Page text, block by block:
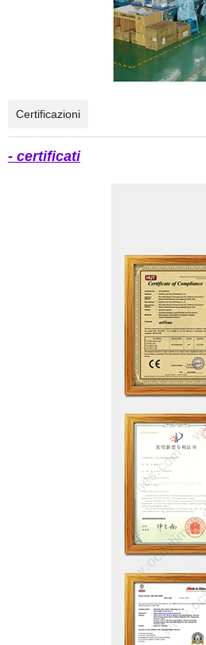
Certificazioni
- certificati